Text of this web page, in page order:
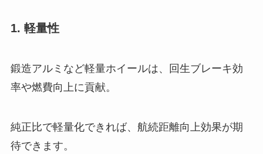
1. 軽量性
鍛造アルミなど軽量ホイールは、回生ブレーキ効
率や燃費向上に貢献。
純正比で軽量化できれば、航続距離向上効果が期
待できます。